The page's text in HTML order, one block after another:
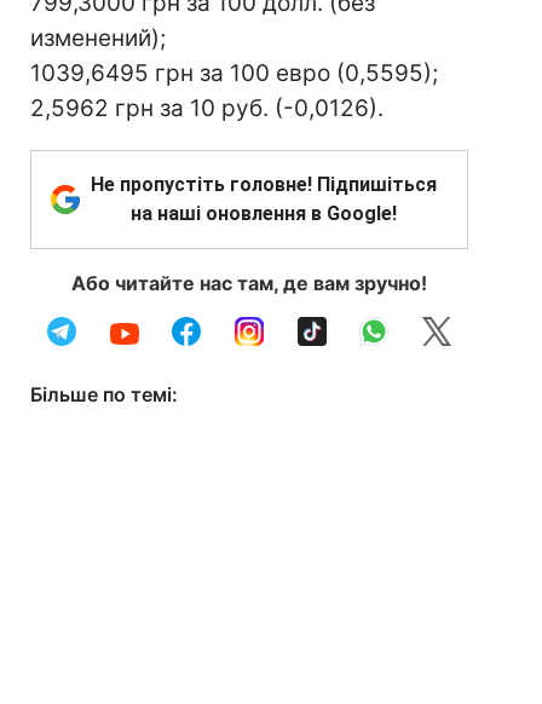
изменений);
1039,6495 грн за 100 евро (0,5595);
2,5962 грн за 10 руб. (-0,0126).
Не пропустіть головне! Підпишіться
на наші оновлення в Google!
Або читайте нас там, де вам зручно!
Більше по темі: